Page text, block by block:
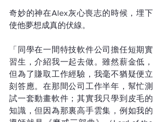
奇妙的神在Alex灰心喪志的時候，埋下
使他夢想成真的伏線。
「同學在一間特技軟件公司擔任短期實
習生，介紹我一起去做。雖然薪金低，
但為了賺取工作經驗，我毫不猶疑便立
刻答應。在那間公司工作半年，幫忙測
試一套動畫軟件；其實我只學到皮毛的
知識，但因為那裏高手雲集，例如我的